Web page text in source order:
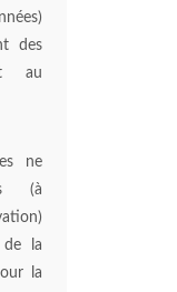
des
au
ne
(à
de la
la